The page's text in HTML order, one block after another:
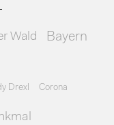
Wald Bayern
Drexl Corona